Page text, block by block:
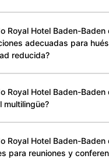
Royal Hotel Baden-Baden
adecuadas para
reducida?
Royal Hotel Baden-Baden
multilingüe?
Royal Hotel Baden-Baden
para reuniones y